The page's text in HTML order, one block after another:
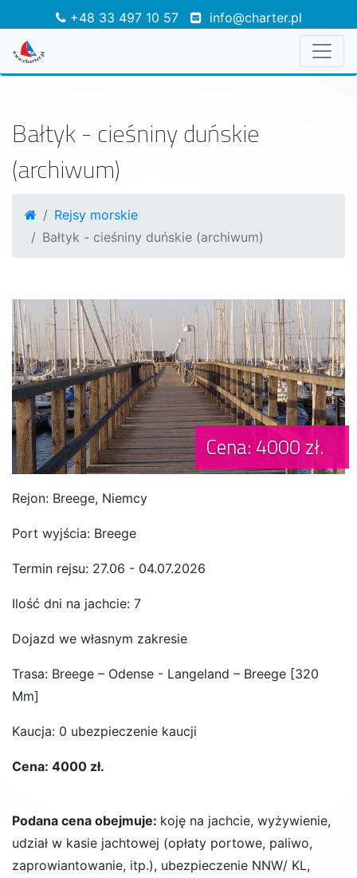
+48 33 497 10 57 info@charter.pl
Bałtyk - cieśniny duńskie
(archiwum)
Rejsy morskie
Bałtyk - cieśniny duńskie (archiwum)
Cena: 4000 zł.
Rejon: Breege, Niemcy
Port wyjścia: Breege
Termin rejsu: 27.06 - 04.07.2026
Ilość dni na jachcie: 7
Dojazd we własnym zakresie
Trasa: Breege – Odense - Langeland – Breege [320
Mm]
Kaucja: 0 ubezpieczenie kaucji
Cena: 4000 zł.
Podana cena obejmuje: koję na jachcie, wyżywienie,
udział w kasie jachtowej (opłaty portowe, paliwo,
zaprowiantowanie, itp.), ubezpieczenie NNW/ KL,